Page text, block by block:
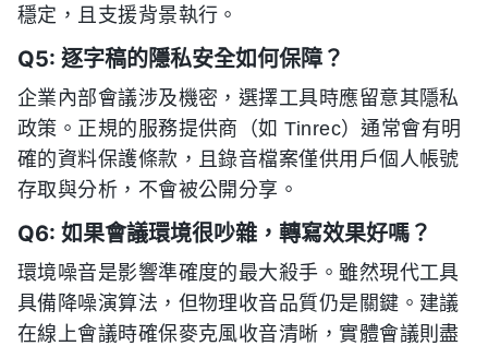
穩定，且支援背景執行。
Q5: 逐字稿的隱私安全如何保障？
企業內部會議涉及機密，選擇工具時應留意其隱私
政策。正規的服務提供商（如 Tinrec）通常會有明
確的資料保護條款，且錄音檔案僅供用戶個人帳號
存取與分析，不會被公開分享。
Q6: 如果會議環境很吵雜，轉寫效果好嗎？
環境噪音是影響準確度的最大殺手。雖然現代工具
具備降噪演算法，但物理收音品質仍是關鍵。建議
在線上會議時確保麥克風收音清晰，實體會議則盡